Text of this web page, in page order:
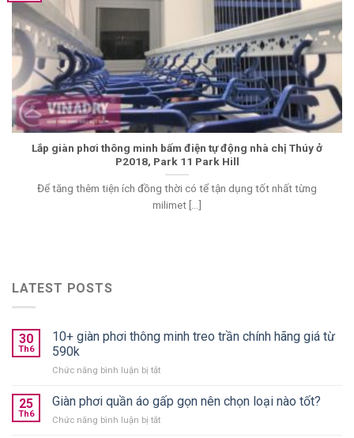
Lắp giàn phơi thông minh bấm điện tự động nhà chị Thúy ở
P2018, Park 11 Park Hill
Để tăng thêm tiện ích đồng thời có tể tận dụng tốt nhất từng
milimet [...]
LATEST POSTS
30
Th6
10+ giàn phơi thông minh treo trần chính hãng giá từ
590k
Chức năng bình luận bị tắtở
giàn
phơi
thông
25
Th6
Giàn phơi quần áo gấp gọn nên chọn loại nào tốt?
Chức năng bình luận bị tắtở